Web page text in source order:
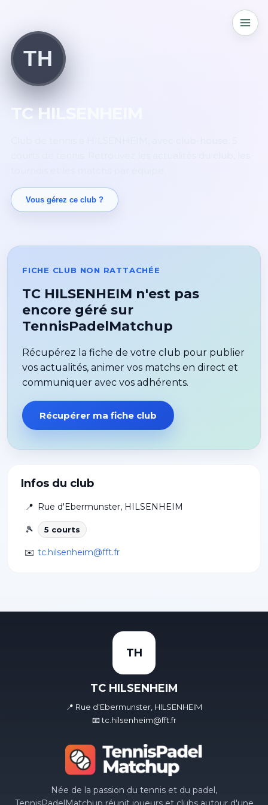
TH
TC HILSENHEIM
Vous gérez ce club ?
Infos du club
📍 Rue d'Ebermunster, HILSENHEIM
🎾 5 courts
✉️ tc.hilsenheim@fft.fr
FICHE CLUB NON RATTACHÉE
TC HILSENHEIM n'est pas
encore géré sur
TennisPadelMatchup
Récupérez la fiche de votre club pour publier
vos actualités, animer vos matchs en direct et
communiquer avec vos adhérents.
Récupérer ma fiche club
TH
TC HILSENHEIM
📍 Rue d'Ebermunster, HILSENHEIM
📧 tc.hilsenheim@fft.fr
Née de la passion du tennis et du padel,